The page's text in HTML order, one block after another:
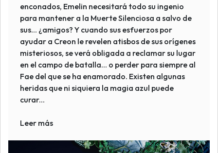
enconados, Emelin necesitará todo su ingenio
para mantener a la Muerte Silenciosa a salvo de
sus... ¿amigos? Y cuando sus esfuerzos por
ayudar a Creon le revelen atisbos de sus orígenes
misteriosos, se verá obligada a reclamar su lugar
en el campo de batalla... o perder para siempre al
Fae del que se ha enamorado. Existen algunas
heridas que ni siquiera la magia azul puede
curar...
Leer más